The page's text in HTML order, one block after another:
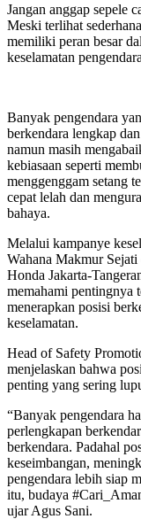
dan
Baru
yang
Jangan anggap sepele
Meski terlihat
memiliki peran besar
keselamatan
Banyak pengendara
berkendara lengkap
namun masih
kebiasaan seperti
menggenggam setang
cepat lelah dan
bahaya.
Melalui kampanye
Wahana Makmur
Honda Jakarta-
memahami pentingnya
menerapkan posisi
keselamatan.
Head of Safety
menjelaskan bahwa
penting yang sering
“Banyak pengendara
perlengkapan
berkendara. Padahal
keseimbangan,
pengendara lebih siap
itu, budaya
ujar Agus Sani.